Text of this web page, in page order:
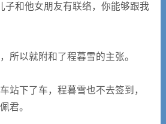
子和他女朋友有联络，你能够跟我
所以就附和了程暮雪的主张。
站下了车，程暮雪也不去签到，
君。